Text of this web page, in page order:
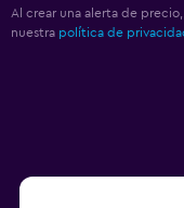
Al crear una alerta de
nuestra política de